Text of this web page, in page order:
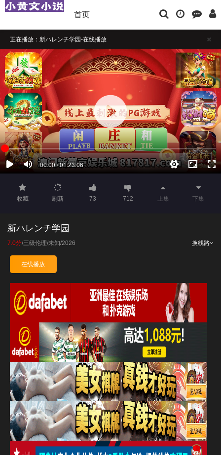
首页
播放卡顿时，请做适当缓冲
如果觉得不错，请点击下方横幅广告注册支持，本站担保注册送彩金
收藏 刷新 73 712 上集 下集
新ハレンチ学园
换线路
7.0分/三级伦理/未知/2026
在线播放